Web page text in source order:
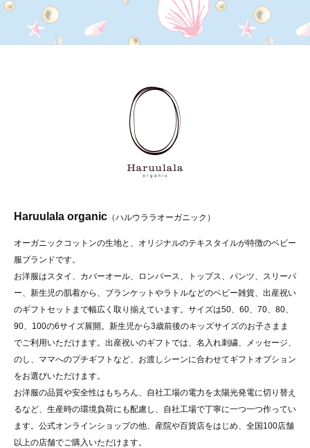
Haruulala organic （ハルウララオーガニック）
オーガニックコットンの生地と、オリジナルのテキスタイルが特徴のベビー
服ブランドです。
お洋服はスタイ、カバーオール、ロンパース、トップス、パンツ、スリーパ
ー、新生児の肌着から、ブランケットやラトルなどのベビー雑貨、出産祝い
のギフトセットまで幅広く取り揃えています。サイズは50、60、70、80、
90、100の6サイズ展開。新生児から3歳前後のキッズサイズのお子さまま
でご利用いただけます。出産祝いのギフトでは、名入れ刺繍、メッセージ、
のし、ママへのプチギフトなど、お渡しシーンに合わせてギフトオプション
をお選びいただけます。
お洋服の品質や安全性はもちろん、自社工場の電力を太陽光発電に切り替え
るなど、生産時の環境負荷にも配慮し、自社工場で丁寧に一つ一つ作ってい
ます。公式オンラインショップの他、産院や百貨店をはじめ、全国100店舗
以上の店舗でご購入いただけます。